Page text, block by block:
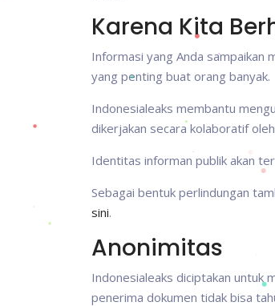
Karena Kita
Informasi yang Anda sampaikan
yang penting buat orang banyak.
Indonesialeaks membantu
dikerjakan secara kolaboratif
Identitas informan publik akan
Sebagai bentuk perlindungan
sini.
Anonimitas
Indonesialeaks diciptakan untuk
penerima dokumen tidak bisa